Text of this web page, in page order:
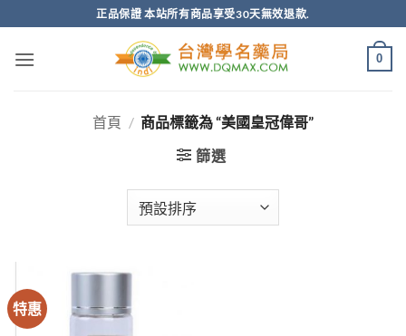
轉
正品保證 本站所有商品享受30天無效退款.
0
首頁 / 商品標籤為 “美國皇冠偉哥”
篩選
特惠